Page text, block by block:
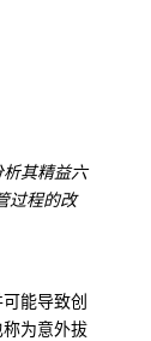
析其精益六
过程的改
能导致创
为意外拔